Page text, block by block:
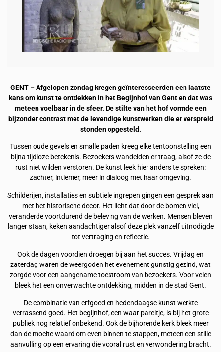
GENT – Afgelopen zondag kregen geïnteresseerden een laatste
kans om kunst te ontdekken in het Begijnhof van Gent en dat was
meteen voelbaar in de sfeer. De stilte van het hof vormde een
bijzonder contrast met de levendige kunstwerken die er verspreid
stonden opgesteld.
Tussen oude gevels en smalle paden kreeg elke tentoonstelling een
bijna tijdloze betekenis. Bezoekers wandelden er traag, alsof ze de
rust niet wilden verstoren. De kunst leek hier anders te spreken:
zachter, intiemer, meer in dialoog met haar omgeving.
Schilderijen, installaties en subtiele ingrepen gingen een gesprek aan
met het historische decor. Het licht dat door de bomen viel,
veranderde voortdurend de beleving van de werken. Mensen bleven
langer staan, keken aandachtiger alsof deze plek vanzelf uitnodigde
tot vertraging en reflectie.
Ook de dagen voordien droegen bij aan het succes. Vrijdag en
zaterdag waren de weergoden het evenement gunstig gezind, wat
zorgde voor een aangename toestroom van bezoekers. Voor velen
bleek het een onverwachte ontdekking, midden in de stad Gent.
De combinatie van erfgoed en hedendaagse kunst werkte
verrassend goed. Het begijnhof, een waar pareltje, is bij het grote
publiek nog relatief onbekend. Ook de bijhorende kerk bleek meer
dan de moeite waard om even binnen te stappen, meteen een stille
aanvulling op een ervaring die vooral rust en verwondering bracht.